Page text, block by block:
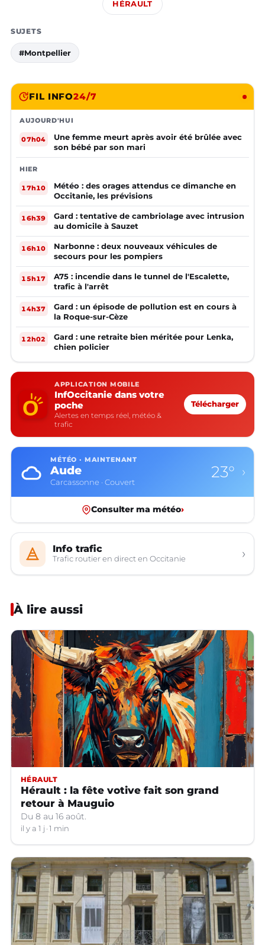
HÉRAULT
SUJETS
#Montpellier
FIL INFO24/7
AUJOURD'HUI
07h04
Une femme meurt après avoir été brûlée avec
son bébé par son mari
HIER
17h10
Météo : des orages attendus ce dimanche en
Occitanie, les prévisions
16h39
Gard : tentative de cambriolage avec intrusion
au domicile à Sauzet
16h10
Narbonne : deux nouveaux véhicules de
secours pour les pompiers
15h17
A75 : incendie dans le tunnel de l'Escalette,
trafic à l'arrêt
14h37
Gard : un épisode de pollution est en cours à
la Roque-sur-Cèze
12h02
Gard : une retraite bien méritée pour Lenka,
chien policier
APPLICATION MOBILE
InfOccitanie dans votre
poche
Alertes en temps réel, météo &
trafic
Télécharger
MÉTÉO · MAINTENANT
Aude
Carcassonne · Couvert
23° ›
Consulter ma météo›
Info trafic
Trafic routier en direct en Occitanie ›
À lire aussi
HÉRAULT
Hérault : la fête votive fait son grand
retour à Mauguio
Du 8 au 16 août.
il y a 1 j 1 min